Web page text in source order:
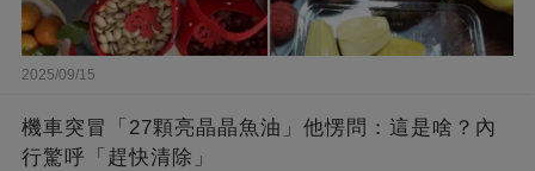
2025/09/15
機車突冒「27顆亮晶晶魚油」他愣問：這是啥？內
行驚呼「趕快清除」